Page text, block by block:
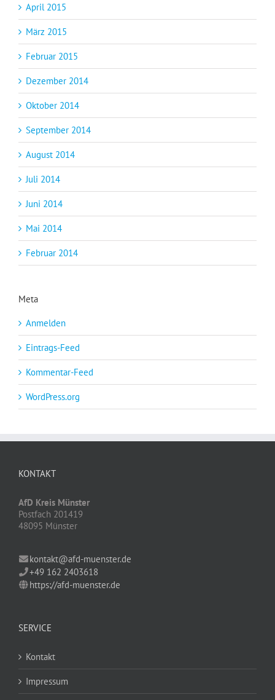
April 2015
März 2015
Februar 2015
Dezember 2014
Oktober 2014
September 2014
August 2014
Juli 2014
Juni 2014
Mai 2014
Februar 2014
Meta
Anmelden
Eintrags-Feed
Kommentar-Feed
WordPress.org
KONTAKT
AfD Kreis Münster
Postfach 201419
48095 Münster
kontakt@afd-muenster.de
+49 162 2403618
https://afd-muenster.de
SERVICE
Kontakt
Impressum